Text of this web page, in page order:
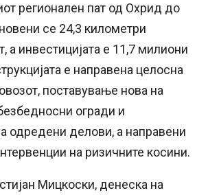
регионален пат од Охрид до
се 24,3 километри
а инвестицијата е 11,7 милиони
е направена целосна
поставување нова на
огради и
одредени делови, а направени
на ризичните косини.
Мицкоски, денеска на